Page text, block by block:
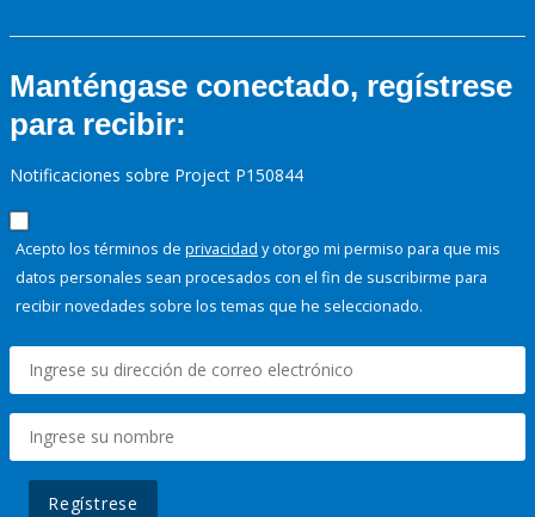
Manténgase conectado, regístrese
para recibir:
Notificaciones sobre Project P150844
Acepto los términos de privacidad y otorgo mi permiso para que mis
datos personales sean procesados con el fin de suscribirme para
recibir novedades sobre los temas que he seleccionado.
Regístrese